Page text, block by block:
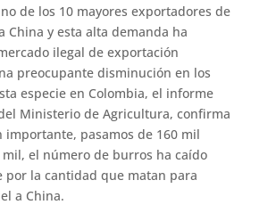
de los 10 mayores exportadores de
China y esta alta demanda ha
ilegal de exportación
preocupante disminución en los
especie en Colombia, el informe
Ministerio de Agricultura, confirma
importante, pasamos de 160 mil
el número de burros ha caído
por la cantidad que matan para
a China.